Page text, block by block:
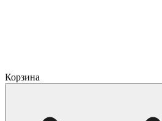
Корзина